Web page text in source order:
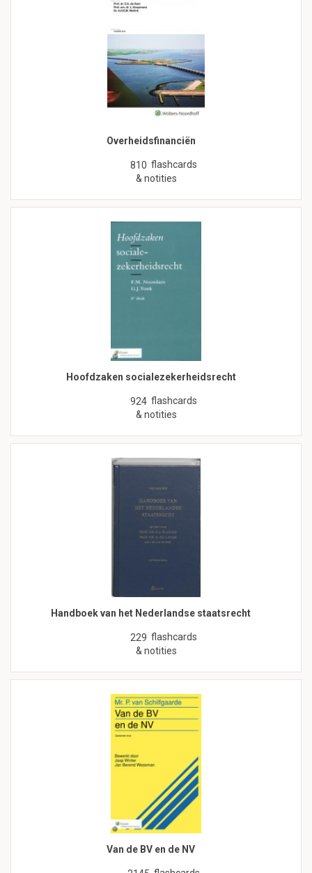
Overheidsfinanciën
810 flashcards
& notities
Hoofdzaken socialezekerheidsrecht
924 flashcards
& notities
Handboek van het Nederlandse staatsrecht
229 flashcards
& notities
Van de BV en de NV